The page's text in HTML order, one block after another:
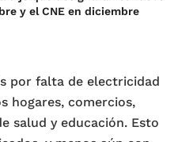
y el CNE en diciembre
por falta de electricidad
hogares, comercios,
salud y educación. Esto